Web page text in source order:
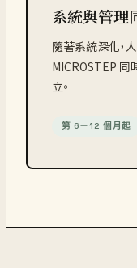
系統與管理
隨著系統深化，
MICROSTEP 同
立。
第 6－12 個月起